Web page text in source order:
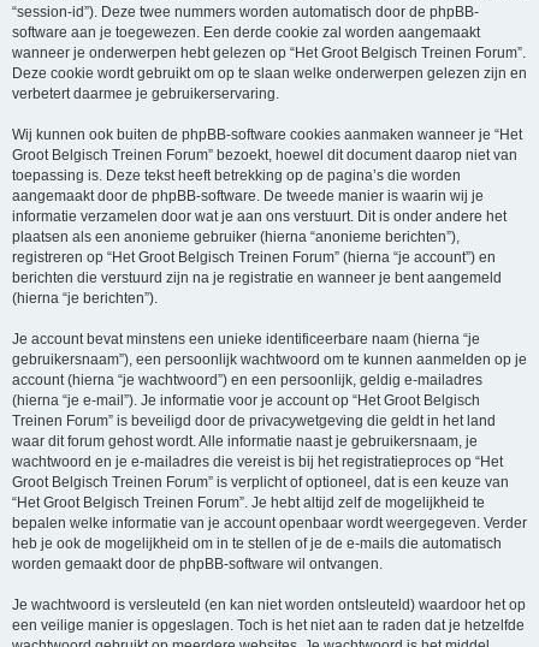
“session-id”). Deze twee nummers worden automatisch door de phpBB-
software aan je toegewezen. Een derde cookie zal worden aangemaakt
wanneer je onderwerpen hebt gelezen op “Het Groot Belgisch Treinen Forum”.
Deze cookie wordt gebruikt om op te slaan welke onderwerpen gelezen zijn en
verbetert daarmee je gebruikerservaring.
Wij kunnen ook buiten de phpBB-software cookies aanmaken wanneer je “Het
Groot Belgisch Treinen Forum” bezoekt, hoewel dit document daarop niet van
toepassing is. Deze tekst heeft betrekking op de pagina’s die worden
aangemaakt door de phpBB-software. De tweede manier is waarin wij je
informatie verzamelen door wat je aan ons verstuurt. Dit is onder andere het
plaatsen als een anonieme gebruiker (hierna “anonieme berichten”),
registreren op “Het Groot Belgisch Treinen Forum” (hierna “je account”) en
berichten die verstuurd zijn na je registratie en wanneer je bent aangemeld
(hierna “je berichten”).
Je account bevat minstens een unieke identificeerbare naam (hierna “je
gebruikersnaam”), een persoonlijk wachtwoord om te kunnen aanmelden op je
account (hierna “je wachtwoord”) en een persoonlijk, geldig e-mailadres
(hierna “je e-mail”). Je informatie voor je account op “Het Groot Belgisch
Treinen Forum” is beveiligd door de privacywetgeving die geldt in het land
waar dit forum gehost wordt. Alle informatie naast je gebruikersnaam, je
wachtwoord en je e-mailadres die vereist is bij het registratieproces op “Het
Groot Belgisch Treinen Forum” is verplicht of optioneel, dat is een keuze van
“Het Groot Belgisch Treinen Forum”. Je hebt altijd zelf de mogelijkheid te
bepalen welke informatie van je account openbaar wordt weergegeven. Verder
heb je ook de mogelijkheid om in te stellen of je de e-mails die automatisch
worden gemaakt door de phpBB-software wil ontvangen.
Je wachtwoord is versleuteld (en kan niet worden ontsleuteld) waardoor het op
een veilige manier is opgeslagen. Toch is het niet aan te raden dat je hetzelfde